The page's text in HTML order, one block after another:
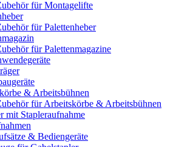
für Montagelifte
für Palettenheber
für Palettenmagazine
& Arbeitsbühnen
für Arbeitskörbe & Arbeitsbühnen
mit Stapleraufnahme
& Bediengeräte